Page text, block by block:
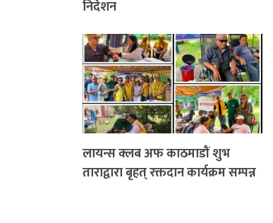
निर्देशन
लायन्स क्लब अफ काठमाडौं शुभ
ताराद्वारा बृहत् रक्तदान कार्यक्रम सम्पन्न